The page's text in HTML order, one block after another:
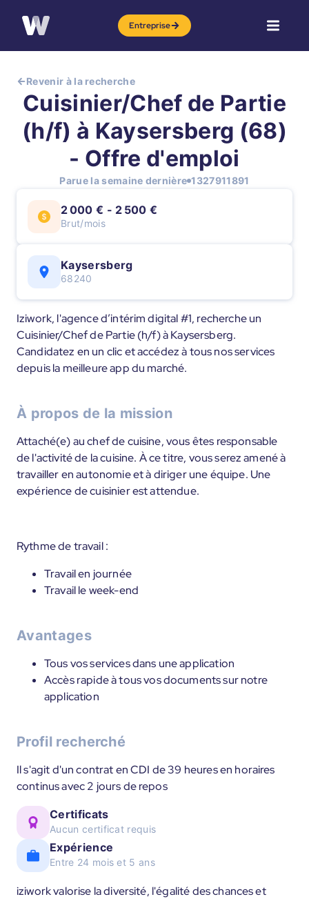
Entreprise
Revenir à la recherche
Cuisinier/Chef de Partie
(h/f) à Kaysersberg (68)
- Offre d'emploi
Parue la semaine dernière 1327911891
2 000 € - 2 500 €
Brut/mois
Kaysersberg
68240
Iziwork, l'agence d’intérim digital #1, recherche un
Cuisinier/Chef de Partie (h/f) à Kaysersberg.
Candidatez en un clic et accédez à tous nos services
depuis la meilleure app du marché.
À propos de la mission
Attaché(e) au chef de cuisine, vous êtes responsable
de l'activité de la cuisine. À ce titre, vous serez amené à
travailler en autonomie et à diriger une équipe. Une
expérience de cuisinier est attendue.
Rythme de travail :
Travail en journée
Travail le week-end
Avantages
Tous vos services dans une application
Accès rapide à tous vos documents sur notre
application
Profil recherché
Il s'agit d'un contrat en CDI de 39 heures en horaires
continus avec 2 jours de repos
Certificats
Aucun certificat requis
Expérience
Entre 24 mois et 5 ans
iziwork valorise la diversité, l'égalité des chances et